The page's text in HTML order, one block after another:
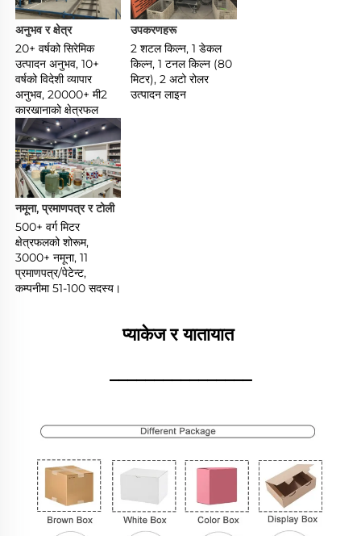
अनुभव र क्षेत्र
20+ वर्षको सिरेमिक
उत्पादन अनुभव, 10+
वर्षको विदेशी व्यापार
अनुभव, 20000+ मी2
कारखानाको क्षेत्रफल
उपकरणहरू
2 शटल किल्न, 1 डेकल
किल्न, 1 टनल किल्न (80
मिटर), 2 अटो रोलर
उत्पादन लाइन
नमूना, प्रमाणपत्र र टोली
500+ वर्ग मिटर
क्षेत्रफलको शोरूम,
3000+ नमूना, 11
प्रमाणपत्र/पेटेन्ट,
प्याकेज र यातायात
________________